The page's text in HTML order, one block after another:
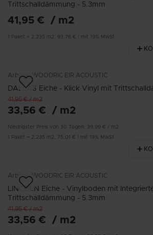
Trittschalldämmung - 5.3mm
41,95 € / m2
Paket = 2,235 m2 93,76 € mit 19% MwSt
Arbiton WOODRIC EIR ACOUSTIC
DALLAS Eiche - Klick Vinyl mit
41,95 €/m2
33,56 € / m2
Niedrigster Preis von 30 Tagen: 39,99 € / m2
Paket = 2,235 m2 75,01 € mit 19% MwSt
Arbiton WOODRIC EIR ACOUSTIC
LINCOLN Eiche - Vinylboden mit
Trittschalldämmung - 5.3mm
41,95 €/m2
33,56 € / m2